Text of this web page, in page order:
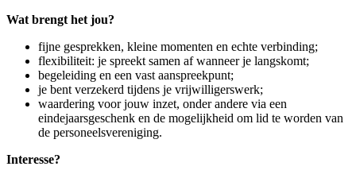
Wat brengt het jou?
fijne gesprekken, kleine momenten en echte verbinding;
flexibiliteit: je spreekt samen af wanneer je langskomt;
begeleiding en een vast aanspreekpunt;
je bent verzekerd tijdens je vrijwilligerswerk;
waardering voor jouw inzet, onder andere via een
eindejaarsgeschenk en de mogelijkheid om lid te worden van
de personeelsvereniging.
Interesse?